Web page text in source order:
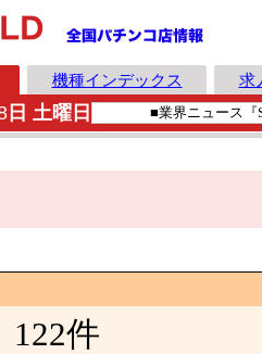
機種インデックス 求
日 土曜日
件